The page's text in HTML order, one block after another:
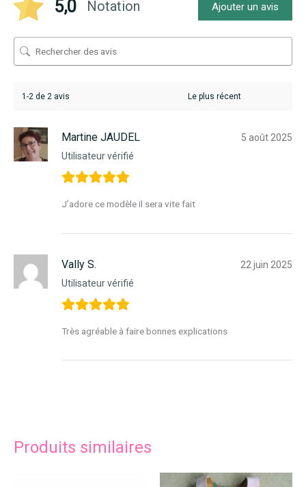
5,0 Notation Ajouter un avis
1-2 de 2 avis
Martine JAUDEL
Utilisateur vérifié
5 août 2025
J’adore ce modèle il sera vite fait
Vally S.
Utilisateur vérifié
22 juin 2025
Très agréable à faire bonnes explications
Produits similaires